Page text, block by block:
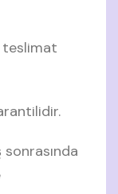
teslimat